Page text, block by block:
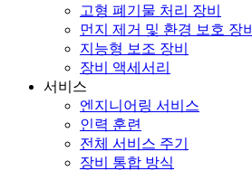
고형 폐기물 처리 장비
먼지 제거 및 환경 보호 장비
지능형 보조 장비
장비 액세서리
서비스
엔지니어링 서비스
인력 훈련
전체 서비스 주기
장비 통합 방식